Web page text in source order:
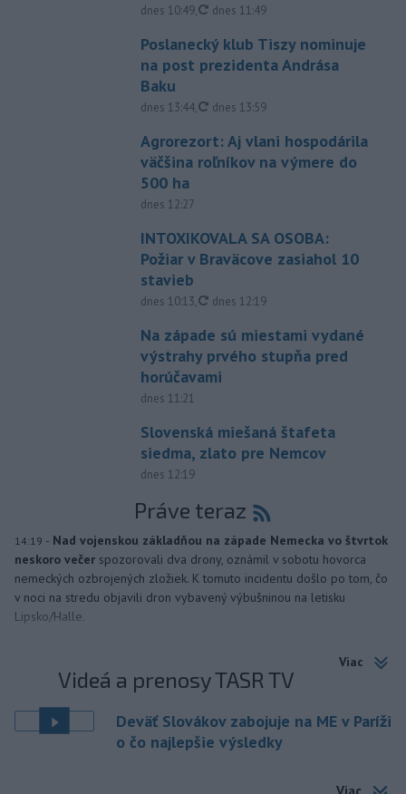
dnes 10:49, aktualizované
dnes 11:49
Poslanecký klub Tiszy nominuje
na post prezidenta Andrása
Baku
dnes 13:44, aktualizované
dnes 13:59
Agrorezort: Aj vlani hospodárila
väčšina roľníkov na výmere do
500 ha
dnes 12:27
INTOXIKOVALA SA OSOBA:
Požiar v Braväcove zasiahol 10
stavieb
dnes 10:13, aktualizované
dnes 12:19
Na západe sú miestami vydané
výstrahy prvého stupňa pred
horúčavami
dnes 11:21
Slovenská miešaná štafeta
siedma, zlato pre Nemcov
dnes 12:19
Práve teraz
14:19 - Nad vojenskou základňou na západe Nemecka vo štvrtok
neskoro večer spozorovali dva drony, oznámil v sobotu hovorca
nemeckých ozbrojených zložiek. K tomuto incidentu došlo po tom, čo
v noci na stredu objavili dron vybavený výbušninou na letisku
Lipsko/Halle.
Viac
Videá a prenosy TASR TV
Deväť Slovákov zabojuje na ME v Paríži
o čo najlepšie výsledky